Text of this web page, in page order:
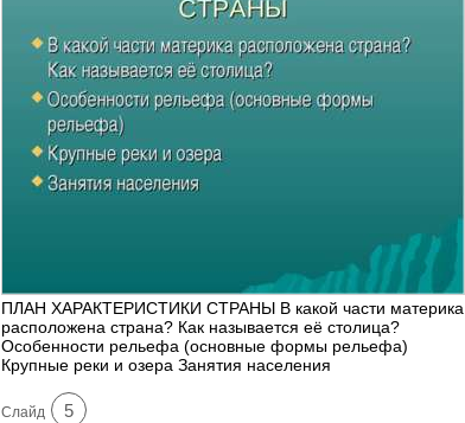
ПЛАН ХАРАКТЕРИСТИКИ СТРАНЫ В какой части материка
расположена страна? Как называется её столица?
Особенности рельефа (основные формы рельефа)
Крупные реки и озера Занятия населения
Cлайд 5